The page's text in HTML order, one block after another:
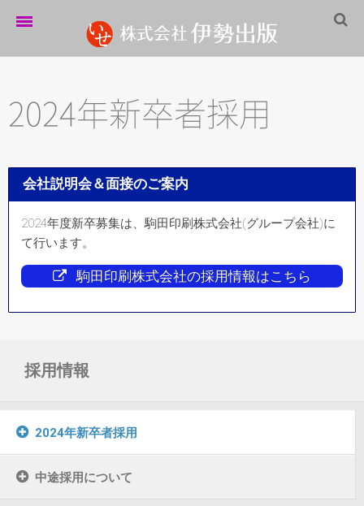
伊勢出版だより
制作実績
企業情報
採用情報
パートナーシップ
2024年新卒者採用
会社説明会＆面接のご案内
2024年度新卒募集は、駒田印刷株式会社(グループ会社)に
て行います。
駒田印刷株式会社の採用情報はこちら
採用情報
2024年新卒者採用
中途採用について